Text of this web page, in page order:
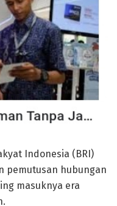
Indonesia (BRI)
pemutusan hubungan
masuknya era